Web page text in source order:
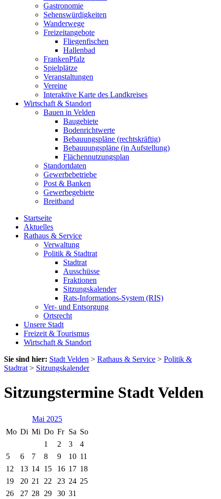
Gastronomie
Sehenswürdigkeiten
Wanderwege
Freizeitangebote
Fliegenfischen
Hallenbad
FrankenPfalz
Spielplätze
Veranstaltungen
Vereine
Interaktive Karte des Landkreises
Wirtschaft & Standort
Bauen in Velden
Baugebiete
Bodenrichtwerte
Bebauungspläne (rechtskräftig)
Bebauuungspläne (in Aufstellung)
Flächennutzungsplan
Standortdaten
Gewerbebetriebe
Post & Banken
Gewerbegebiete
Breitband
Startseite
Aktuelles
Rathaus & Service
Verwaltung
Politik & Stadtrat
Stadtrat
Ausschüsse
Fraktionen
Sitzungskalender
Rats-Informations-System (RIS)
Ver- und Entsorgung
Ortsrecht
Unsere Stadt
Freizeit & Tourismus
Wirtschaft & Standort
Sie sind hier: Stadt Velden > Rathaus & Service > Politik &
Stadtrat > Sitzungskalender
Sitzungstermine Stadt Velden
Mai 2025
Mo Di Mi Do Fr Sa So
1
2 3
4
5
6 7 8 9 10 11
12
13 14 15 16 17 18
19
20 21 22 23 24 25
26
27 28 29 30 31